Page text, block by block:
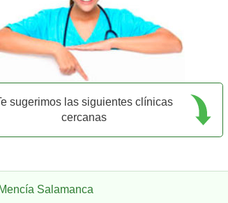
sugerimos las siguientes clínicas
cercanas
Salamanca